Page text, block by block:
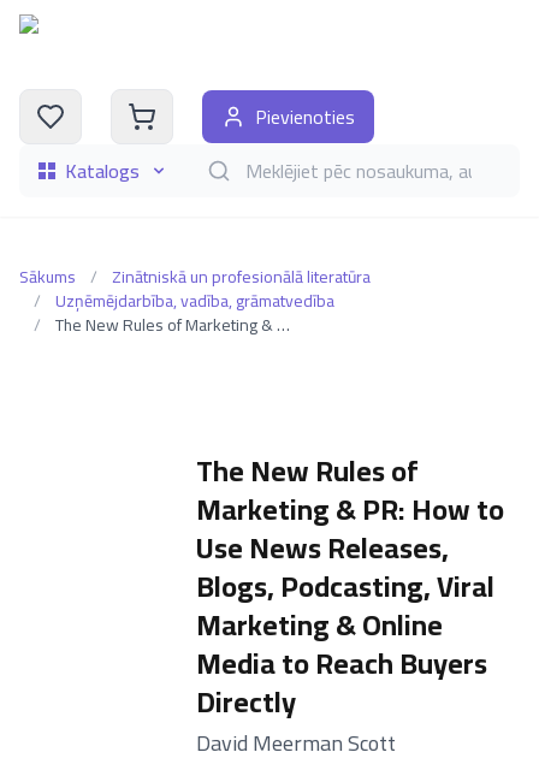
Katalogs Meklēt grāmatas pēc nosaukuma, autora,
Pievienoties
Sākums / Zinātniskā un profesionālā literatūra
/ Uzņēmējdarbība, vadība, grāmatvedība
/ The New Rules of Marketing & PR: How to Use News Releases, Blogs, Podcasting, Viral Marketing & Online Media to Reach Buyers Directly
The New Rules of
Marketing & PR: How to
Use News Releases,
Blogs, Podcasting, Viral
Marketing & Online
Media to Reach Buyers
Directly
–
David Meerman Scott